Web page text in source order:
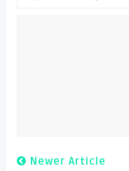
Newer Article